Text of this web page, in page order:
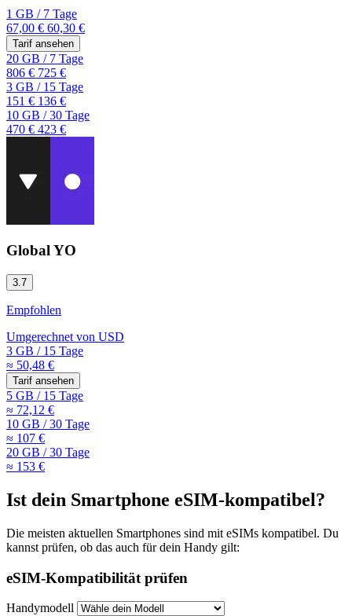
1 GB /7 Tage
67,00 € 60,30 €
Tarif ansehen
20 GB /7 Tage
806 € 725 €
3 GB /15 Tage
151 € 136 €
10 GB /30 Tage
470 € 423 €
Global YO
3.7
Empfohlen
Umgerechnet von USD
3 GB /15 Tage
≈ 50,48 €
Tarif ansehen
5 GB /15 Tage
≈ 72,12 €
10 GB /30 Tage
≈ 107 €
20 GB /30 Tage
≈ 153 €
Ist dein Smartphone eSIM-kompatibel?
Die meisten aktuellen Smartphones sind mit eSIMs kompatibel. Du
kannst prüfen, ob das auch für dein Handy gilt:
eSIM-Kompatibilität prüfen
Handymodell